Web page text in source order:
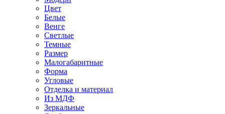
Цвет
Белые
Венге
Светлые
Темные
Размер
Малогабаритные
Форма
Угловые
Отделка и материал
Из МДФ
Зеркальные